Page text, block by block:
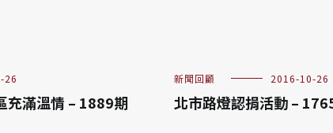
26
充滿溫情 – 1889期
新聞回顧 2016-10-26
北市路燈認捐活動 –